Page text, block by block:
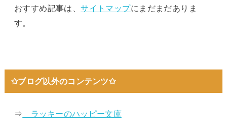
おすすめ記事は、サイトマップにまだまだありま
す。
✩ブログ以外のコンテンツ✩
⇒ ラッキーのハッピー文庫